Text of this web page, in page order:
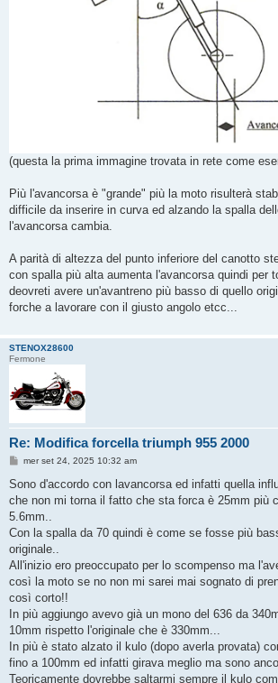
(questa la prima immagine trovata in rete come
Più l'avancorsa è "grande" più la moto risulterà
difficile da inserire in curva ed alzando la spalla
l'avancorsa cambia.
A parità di altezza del punto inferiore del canotto
con spalla più alta aumenta l'avancorsa quindi per
deovreti avere un'avantreno più basso di quello
forche a lavorare con il giusto angolo etcc...
STENOX28600
Fermone
Re: Modifica forcella triumph 955 2000
M
s
a
g
i
o
mer set 24, 2025 10:32 am
Sono d'accordo con lavancorsa ed infatti quella
che non mi torna il fatto che sta forca è 25mm più
5.6mm..
Con la spalla da 70 quindi è come se fosse più
originale..
All'inizio ero preoccupato per lo scompenso ma
così la moto se no non mi sarei mai sognato di
così corto!!
In più aggiungo avevo già un mono del 636 da
10mm rispetto l'originale che è 330mm...
In più è stato alzato il kulo (dopo averla provata)
fino a 100mm ed infatti girava meglio ma sono
Teoricamente dovrebbe saltarmi sempre il kulo